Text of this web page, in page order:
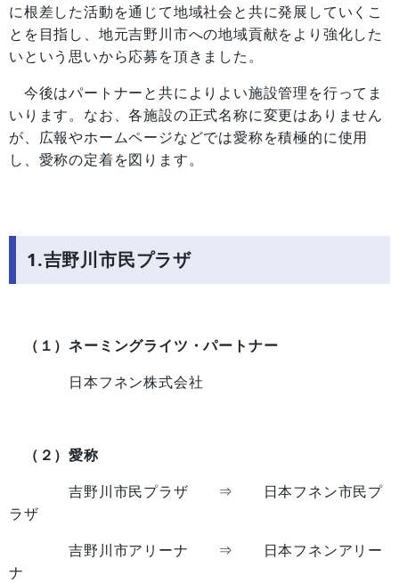
に根差した活動を通じて地域社会と共に発展していくこ
とを目指し、地元吉野川市への地域貢献をより強化した
いという思いから応募を頂きました。
今後はパートナーと共によりよい施設管理を行ってま
いります。なお、各施設の正式名称に変更はありません
が、広報やホームページなどでは愛称を積極的に使用
し、愛称の定着を図ります。
1.吉野川市民プラザ
（１）ネーミングライツ・パートナー
日本フネン株式会社
（２）愛称
吉野川市民プラザ ⇒ 日本フネン市民プ
ラザ
吉野川市アリーナ ⇒ 日本フネンアリー
ナ